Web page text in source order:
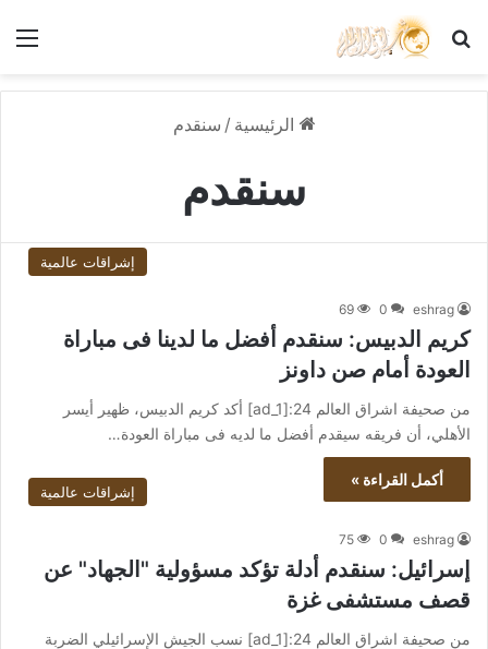
بحث عن
الرئيسية / سنقدم
سنقدم
إشراقات عالمية
eshrag
0
69
كريم الدبيس: سنقدم أفضل ما لدينا فى مباراة
العودة أمام صن داونز
من صحيفة اشراق العالم 24:[ad_1] أكد كريم الدبيس، ظهير أيسر
الأهلي، أن فريقه سيقدم أفضل ما لديه فى مباراة العودة…
أكمل القراءة »
إشراقات عالمية
eshrag
0
75
إسرائيل: سنقدم أدلة تؤكد مسؤولية "الجهاد" عن
قصف مستشفى غزة
من صحيفة اشراق العالم 24:[ad_1] نسب الجيش الإسرائيلي الضربة